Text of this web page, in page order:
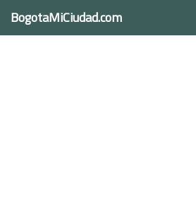
BogotaMiCiudad.com